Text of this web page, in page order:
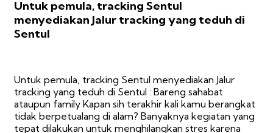
Untuk pemula, tracking Sentul
menyediakan Jalur tracking yang teduh di
Sentul
Untuk pemula, tracking Sentul menyediakan Jalur
tracking yang teduh di Sentul : Bareng sahabat
ataupun family Kapan sih terakhir kali kamu berangkat
tidak berpetualang di alam? Banyaknya kegiatan yang
tepat dilakukan untuk menghilangkan stres karena